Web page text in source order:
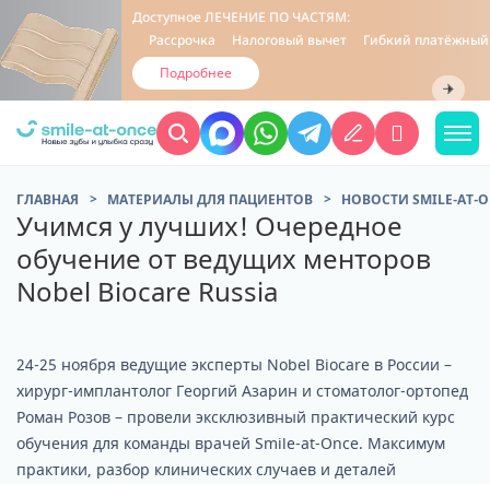
Доступное
ЛЕЧЕНИЕ ПО ЧАСТЯМ:
Рассрочка
Налоговый вычет Гибкий платёжный план
Подробнее
ГЛАВНАЯ МАТЕРИАЛЫ ДЛЯ ПАЦИЕНТОВ НОВОСТИ SMILE-AT-
Учимся у лучших! Очередное
обучение от ведущих менторов
Nobel Biocare Russia
24-25 ноября ведущие эксперты Nobel Biocare в России –
хирург-имплантолог Георгий Азарин и стоматолог-ортопед
Роман Розов – провели эксклюзивный практический курс
обучения для команды врачей Smile-at-Once. Максимум
практики, разбор клинических случаев и деталей